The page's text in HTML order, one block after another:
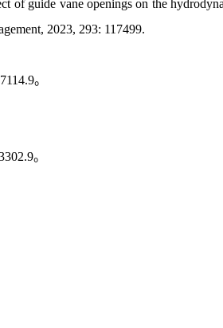
of guide vane openings on the
2023, 293: 117499.
。
。